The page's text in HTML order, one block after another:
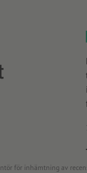
för inhämtning av